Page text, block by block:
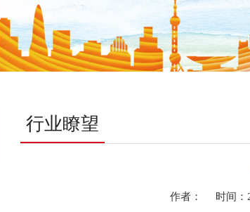
行业瞭望
作者： 时间：